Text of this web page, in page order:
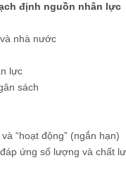
định nguồn nhân lực
nhà nước
lực
sách
“hoạt động” (ngắn hạn)
ứng số lượng và chất